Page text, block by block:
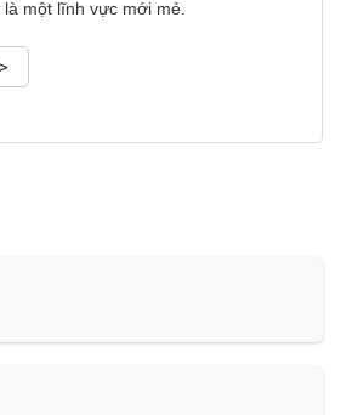
một lĩnh vực mới mẻ.